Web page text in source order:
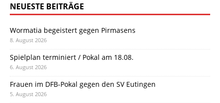
NEUESTE BEITRÄGE
Wormatia begeistert gegen Pirmasens
8. August 2026
Spielplan terminiert / Pokal am 18.08.
6. August 2026
Frauen im DFB-Pokal gegen den SV Eutingen
5. August 2026